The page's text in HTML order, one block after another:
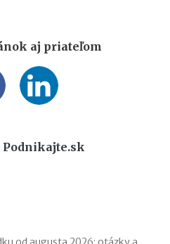
aj priateľom
Podnikajte.sk